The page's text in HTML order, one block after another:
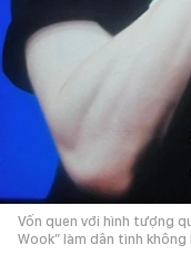
Vốn quen với hình tượng
Wook” làm dân tình